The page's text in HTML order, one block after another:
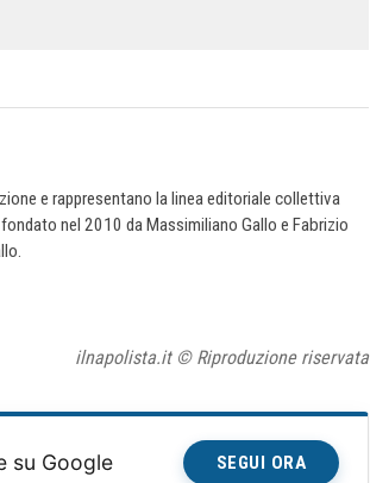
e rappresentano la linea editoriale collettiva
nel 2010 da Massimiliano Gallo e Fabrizio
ilnapolista.it © Riproduzione riservata
su Google SEGUI ORA